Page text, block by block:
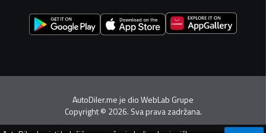
AutoDiler.me je dioWebLab Grupe
Copyright© 2026. Sva prava zadržana.